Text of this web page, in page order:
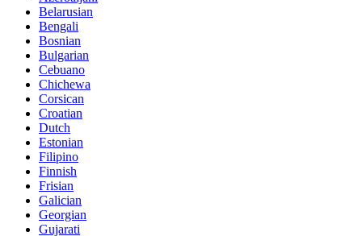
Belarusian
Bengali
Bosnian
Bulgarian
Cebuano
Chichewa
Corsican
Croatian
Dutch
Estonian
Filipino
Finnish
Frisian
Galician
Georgian
Gujarati